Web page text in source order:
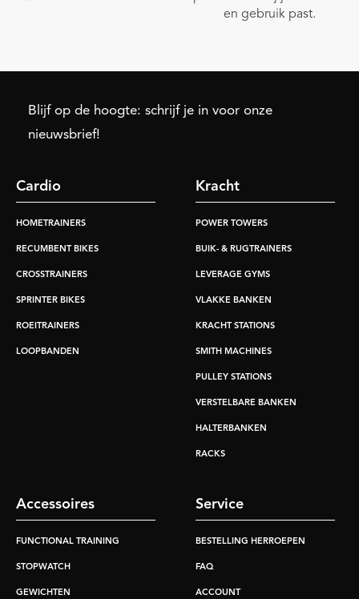
en gebruik past.
Blijf op de hoogte: schrijf je in voor onze
nieuwsbrief!
Cardio
HOMETRAINERS
RECUMBENT BIKES
CROSSTRAINERS
SPRINTER BIKES
ROEITRAINERS
LOOPBANDEN
Kracht
POWER TOWERS
BUIK- & RUGTRAINERS
LEVERAGE GYMS
VLAKKE BANKEN
KRACHT STATIONS
SMITH MACHINES
PULLEY STATIONS
VERSTELBARE BANKEN
HALTERBANKEN
RACKS
Accessoires
FUNCTIONAL TRAINING
STOPWATCH
GEWICHTEN
Service
BESTELLING HERROEPEN
FAQ
ACCOUNT